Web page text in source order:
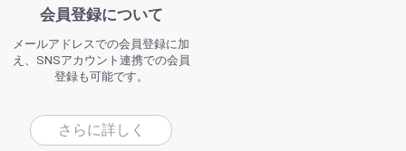
会員登録について
メールアドレスでの会員登録に加
え、SNSアカウント連携での会員
登録も可能です。
さらに詳しく